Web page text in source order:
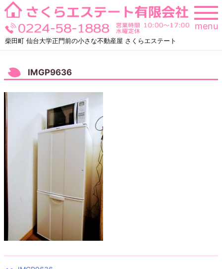
Skip
to
content
柴田町 仙台大学正門前の小さな不動産屋 さくらエステート
menu
IMGP9636